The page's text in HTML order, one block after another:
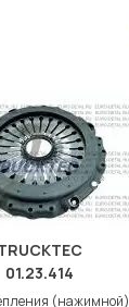
01.23.414
(нажимной)